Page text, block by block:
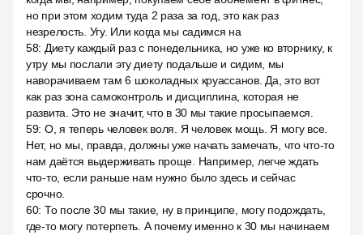
но при этом ходим туда 2 раза за год, это как раз
незрелость. Угу. Или когда мы садимся на
58: Диету каждый раз с понедельника, но уже ко вторнику, к
утру мы послали эту диету подальше и сидим, мы
наворачиваем там 6 шоколадных круассанов. Да, это вот
как раз зона самоконтроль и дисциплина, которая не
развита. Это не значит, что в 30 мы такие просыпаемся.
59: О, я теперь человек воля. Я человек мощь. Я могу все.
Нет, но мы, правда, должны уже начать замечать, что что-то
нам даётся выдерживать проще. Например, легче ждать
что-то, если раньше нам нужно было здесь и сейчас
срочно.
60: То после 30 мы такие, ну в принципе, могу подождать,
где-то могу потерпеть. А почему именно к 30 мы начинаем